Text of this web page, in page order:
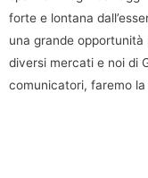
forte e lontana
una grande
diversi mercati e noi di
comunicatori, faremo